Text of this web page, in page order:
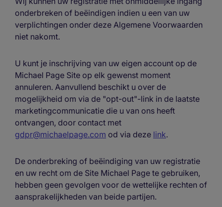
onderbreken of beëindigen indien u een van uw
verplichtingen onder deze Algemene Voorwaarden
niet nakomt.
U kunt je inschrijving van uw eigen account op de
Michael Page Site op elk gewenst moment
annuleren. Aanvullend beschikt u over de
mogelijkheid om via de "opt-out"-link in de laatste
marketingcommunicatie die u van ons heeft
ontvangen, door contact met
gdpr@michaelpage.com od via deze link.
De onderbreking of beëindiging van uw registratie
en uw recht om de Site Michael Page te gebruiken,
hebben geen gevolgen voor de wettelijke rechten of
aansprakelijkheden van beide partijen.